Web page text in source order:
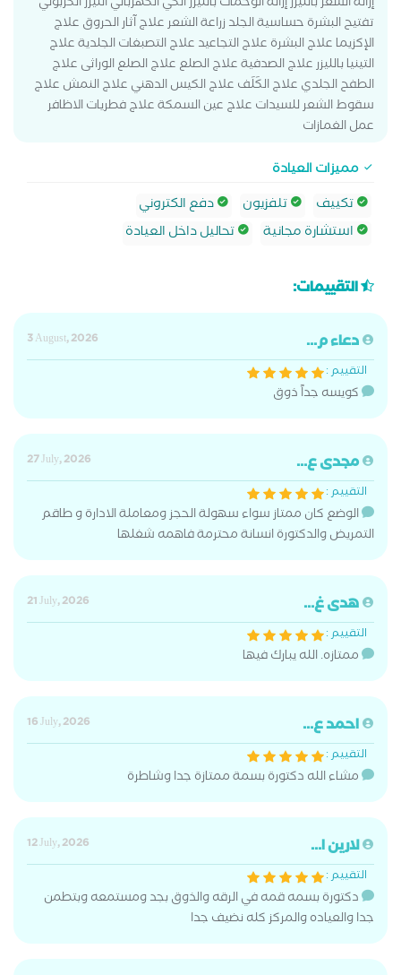
تفتيح البشرة حساسية الجلد زراعة الشعر علاج آثار الحروق علاج
الإكزيما علاج البشرة علاج التجاعيد علاج التصبغات الجلدية علاج
التينيا بالليزر علاج الصدفية علاج الصلع علاج الصلع الوراثى علاج
الطفح الجلدي علاج الكَلَف علاج الكيس الدهني علاج النمش علاج
سقوط الشعر للسيدات علاج عين السمكة علاج فطريات الاظافر
عمل الغمازات
مميزات العيادة
تكييف
تلفزيون
دفع الكتروني
استشارة مجانية
تحاليل داخل العيادة
التقييمات:
دعاء م...
3 August, 2026
التقييم :
كويسه جداً ذوق
مجدى ع...
27 July, 2026
التقييم :
الوضع كان ممتاز سواء سهولة الحجز ومعاملة الادارة و طاقم
التمريض والدكتورة انسانة محترمة فاهمه شغلها
هدى غ...
21 July, 2026
التقييم :
ممتازه. الله يبارك فيها
احمد ع...
16 July, 2026
التقييم :
مشاء الله دكتورة بسمة ممتازة جدا وشاطرة
لارين ا...
12 July, 2026
التقييم :
دكتورة بسمه قمه في الرقه والذوق بجد ومستمعه وبتطمن
جدا والعياده والمركز كله نضيف جدا